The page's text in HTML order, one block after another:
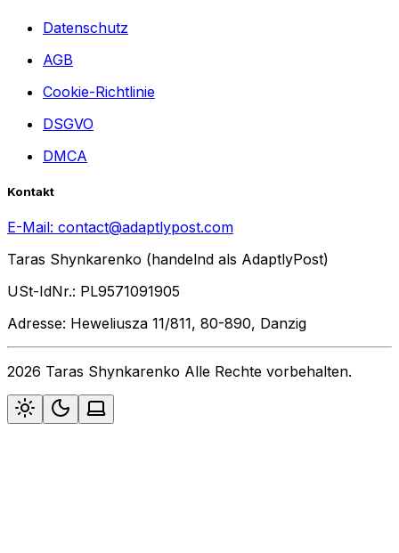
Datenschutz
AGB
Cookie-Richtlinie
DSGVO
DMCA
Kontakt
E-Mail: contact@adaptlypost.com
Taras Shynkarenko (handelnd als AdaptlyPost)
USt-IdNr.: PL9571091905
Adresse: Heweliusza 11/811, 80-890, Danzig
2026 Taras Shynkarenko Alle Rechte vorbehalten.